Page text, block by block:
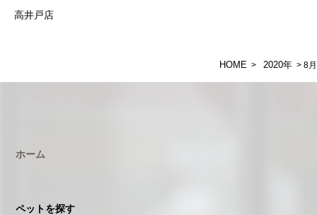
高井戸店
HOME > 2020年 > 8月
ホーム
ペットを探す